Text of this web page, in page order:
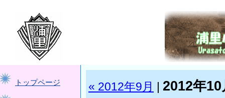
トップページ « 2012年9月 2012年10